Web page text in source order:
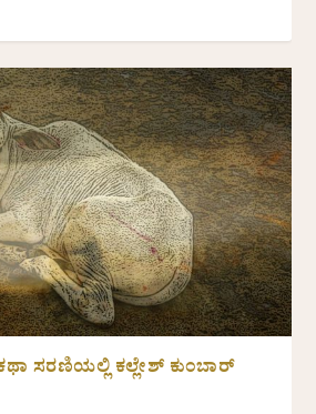
ಸರಣಿಯಲ್ಲಿ ಕಲ್ಲೇಶ್‌ ಕುಂಬಾರ್